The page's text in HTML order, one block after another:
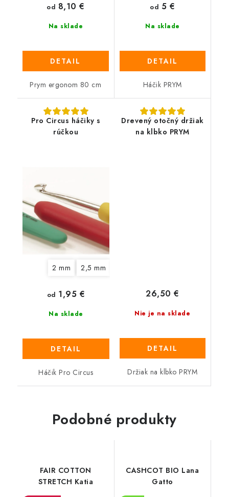
Na sklade
od 8,10 €
DETAIL
Prym ergonom 80 cm
Na sklade
od 5 €
DETAIL
Háčik PRYM
Pro Circus háčiky s
rúčkou
2 mm 2,5 mm
Na sklade
od 1,95 €
DETAIL
Háčik Pro Circus
Drevený otočný držiak
na klbko PRYM
Nie je na sklade
26,50 €
DETAIL
Držiak na klbko PRYM
Podobné produkty
FAIR COTTON
STRETCH Katia
CASHCOT BIO Lana
Gatto